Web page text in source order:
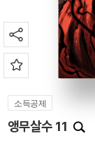
소득공제
앵무살수 11